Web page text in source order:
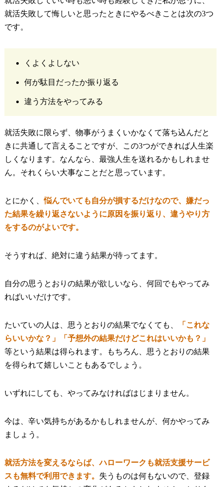
就活失敗して悔しいと思ったときにやるべきことは次の3つ
です。
くよくよしない
何が駄目だったか振り返る
違う方法をやってみる
就活失敗に限らず、物事がうまくいかなくて落ち込んだと
きに共通して言えることですが、この3つができれば人生楽
しくなります。なんなら、最強人生を送れるかもしれませ
ん。それくらい大事なことだと思っています。
とにかく、悩んでいても自分が損するだけなので、嫌だっ
た結果を繰り返さないように原因を振り返り、違うやり方
をするのがよいです。
そうすれば、絶対に違う結果が待ってます。
自分の思うとおりの結果が欲しいなら、何回でもやってみ
ればいいだけです。
たいていの人は、思うとおりの結果でなくても、
「これな
らいいかな？」「予想外の結果だけどこれはいいかも？」
等という結果は得られます。もちろん、思うとおりの結果
を得られて嬉しいこともあるでしょう。
いずれにしても、やってみなければはじまりません。
今は、辛い気持ちがあるかもしれませんが、何かやってみ
ましょう。
就活方法を変えるならば、ハローワークも就活支援サービ
スも無料で利用できます。 失うものは何もないので、登録